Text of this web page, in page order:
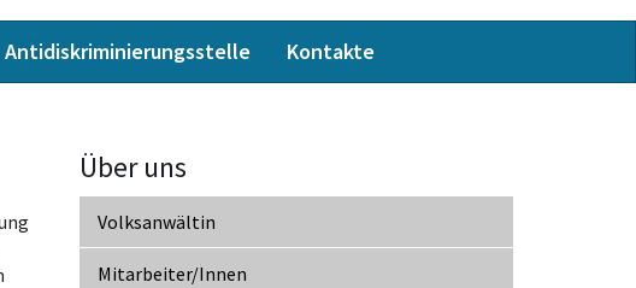
Antidiskriminierungsstelle Kontakte
Über uns
Volksanwältin
Mitarbeiter/Innen